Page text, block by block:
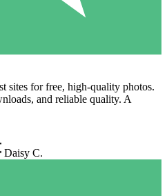
sites for free, high‑quality photos.
and reliable quality. A
Daisy C.